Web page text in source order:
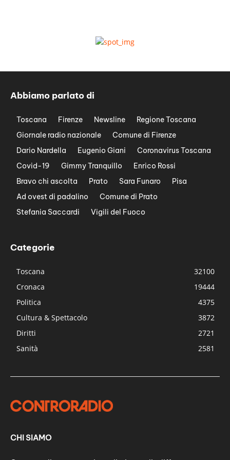
Abbiamo parlato di
Toscana Firenze Newsline
Regione Toscana
Giornale radio nazionale
Comune di Firenze
Dario Nardella
Eugenio Giani
Coronavirus Toscana
Covid-19
Gimmy Tranquillo
Enrico Rossi
Bravo chi ascolta
Prato Sara Funaro
Pisa
Ad ovest di padalino
Comune di Prato
Stefania Saccardi
Vigili del Fuoco
Categorie
Toscana
32100
Cronaca
19444
Politica
4375
Cultura & Spettacolo
3872
Diritti
2721
Sanità
2581
CHI SIAMO